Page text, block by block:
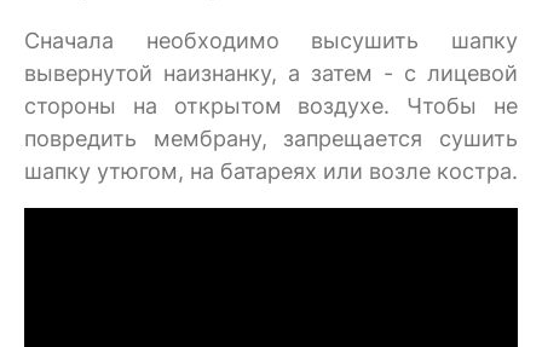
Сначала необходимо высушить шапку
вывернутой наизнанку, а затем - с лицевой
стороны на открытом воздухе. Чтобы не
повредить мембрану, запрещается сушить
шапку утюгом, на батареях или возле костра.